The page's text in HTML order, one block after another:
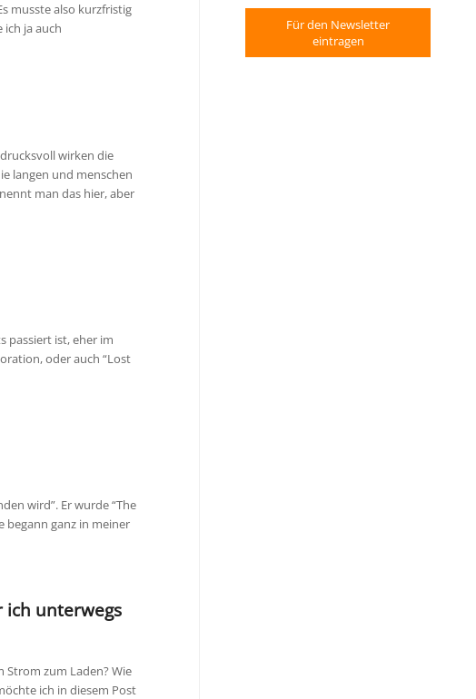
musste also kurzfristig
ja auch
wirken die
langen und menschen
man das hier, aber
passiert ist, eher im
oder auch “Lost
wird”. Er wurde “The
begann ganz in meiner
ich unterwegs
Strom zum Laden? Wie
ich in diesem Post